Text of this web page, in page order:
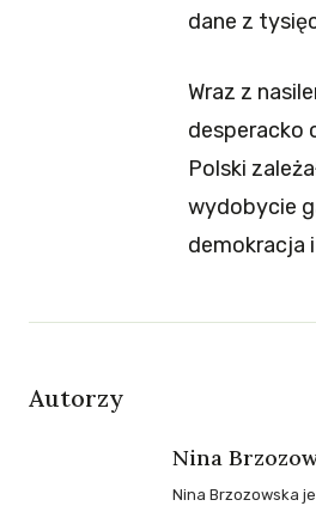
dane z
Wraz z
desperacko
Polski
wydobycie
demokracja
Autorzy
Nina
Nina Brzozowska